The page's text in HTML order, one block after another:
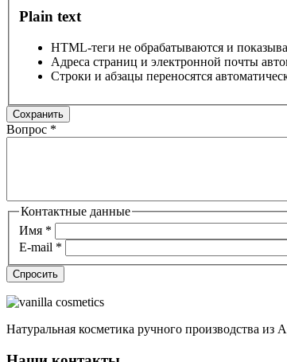
Plain text
HTML-теги не обрабатываются и
Адреса страниц и электронной почты
Строки и абзацы переносятся
Вопрос *
Контактные данные
Имя *
E-mail *
Натуральная косметика ручного производства